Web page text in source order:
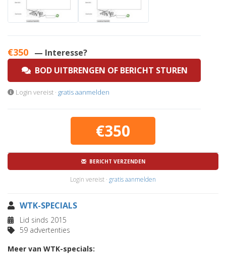
€350 — Interesse?
BOD UITBRENGEN OF BERICHT STUREN
Login vereist · gratis aanmelden
€350
BERICHT VERZENDEN
Login vereist · gratis aanmelden
WTK-SPECIALS
Lid sinds 2015
59 advertenties
Meer van WTK-specials: